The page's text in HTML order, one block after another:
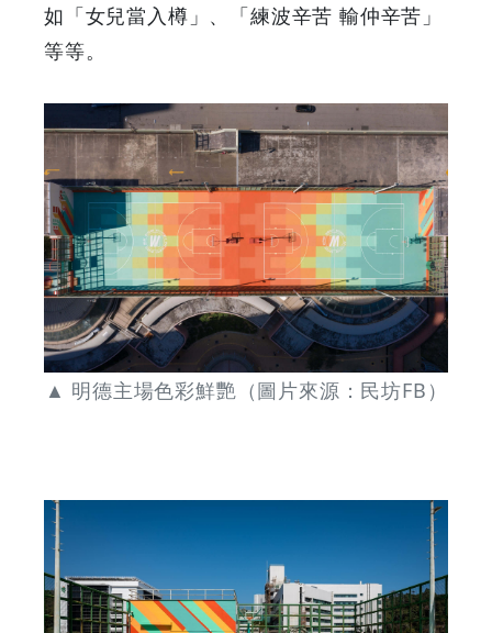
如「女兒當入樽」、「練波辛苦 輸仲辛苦」
等等。
▲ 明德主場色彩鮮艷（圖片來源：民坊FB）